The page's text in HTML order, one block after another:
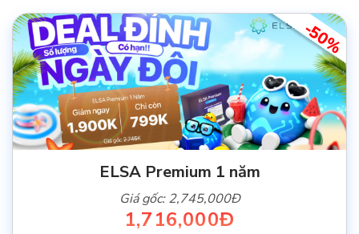
-50%
ELSA Premium 1 năm
Giá gốc: 2,745,000Đ
1,716,000Đ